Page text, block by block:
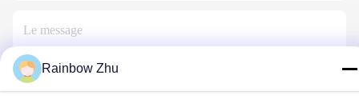
Rainbow Zhu